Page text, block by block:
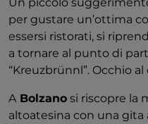
per gustare un’ottima
essersi ristorati, si
a tornare al punto di
“Kreuzbrünnl”. Occhio
A Bolzano si riscopre la
altoatesina con una gita